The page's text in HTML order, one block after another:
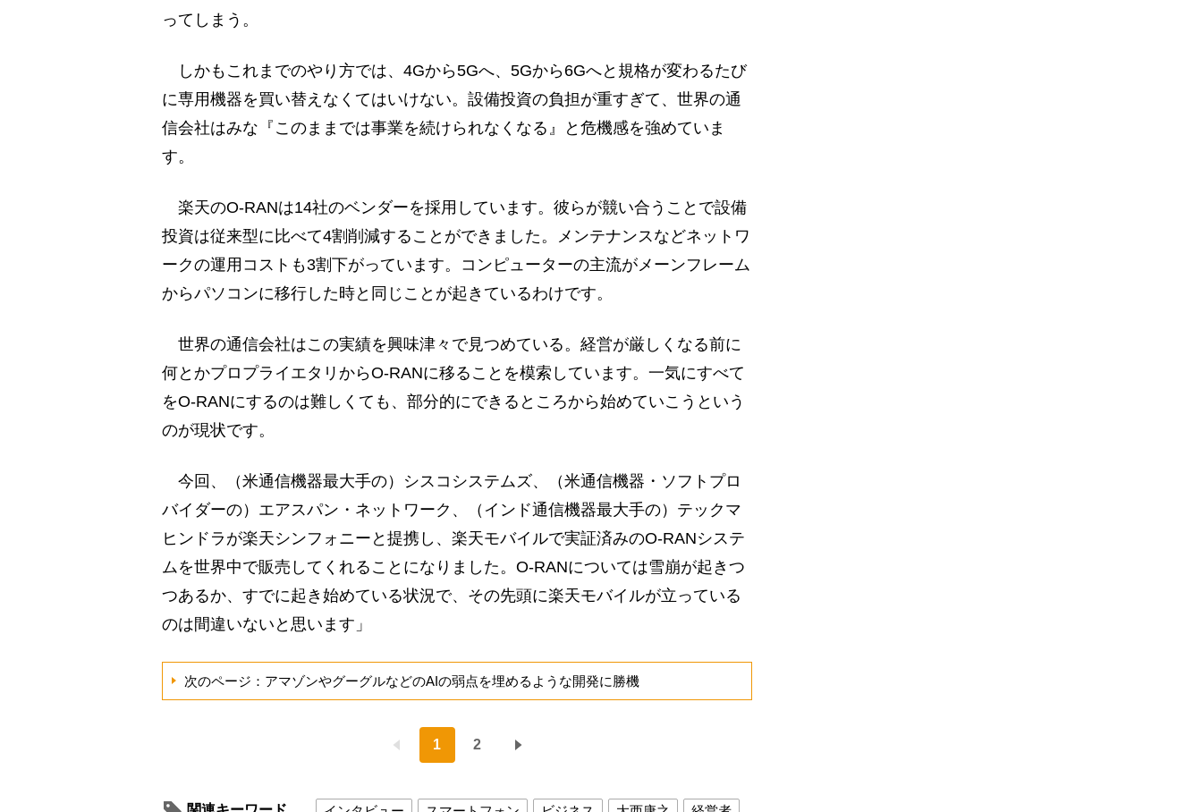
ってしまう。
しかもこれまでのやり方では、4Gから5Gへ、5Gから6Gへと規格が変わるたび
に専用機器を買い替えなくてはいけない。設備投資の負担が重すぎて、世界の通
信会社はみな『このままでは事業を続けられなくなる』と危機感を強めていま
す。
楽天のO-RANは14社のベンダーを採用しています。彼らが競い合うことで設備
投資は従来型に比べて4割削減することができました。メンテナンスなどネットワ
ークの運用コストも3割下がっています。コンピューターの主流がメーンフレーム
からパソコンに移行した時と同じことが起きているわけです。
世界の通信会社はこの実績を興味津々で見つめている。経営が厳しくなる前に
何とかプロプライエタリからO-RANに移ることを模索しています。一気にすべて
をO-RANにするのは難しくても、部分的にできるところから始めていこうという
のが現状です。
今回、（米通信機器最大手の）シスコシステムズ、（米通信機器・ソフトプロ
バイダーの）エアスパン・ネットワーク、（インド通信機器最大手の）テックマ
ヒンドラが楽天シンフォニーと提携し、楽天モバイルで実証済みのO-RANシステ
ムを世界中で販売してくれることになりました。O-RANについては雪崩が起きつ
つあるか、すでに起き始めている状況で、その先頭に楽天モバイルが立っている
のは間違いないと思います」
次のページ：アマゾンやグーグルなどのAIの弱点を埋めるような開発に勝機
1 2